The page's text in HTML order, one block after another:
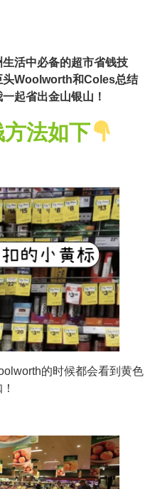
活中必备的超市省钱技
头Woolworth和Coles总结
起省出金山银山！
法如下
的时候都会看到黄色